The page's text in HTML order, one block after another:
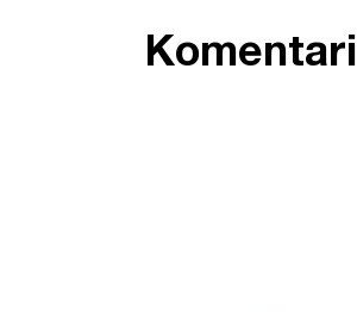
Komentari